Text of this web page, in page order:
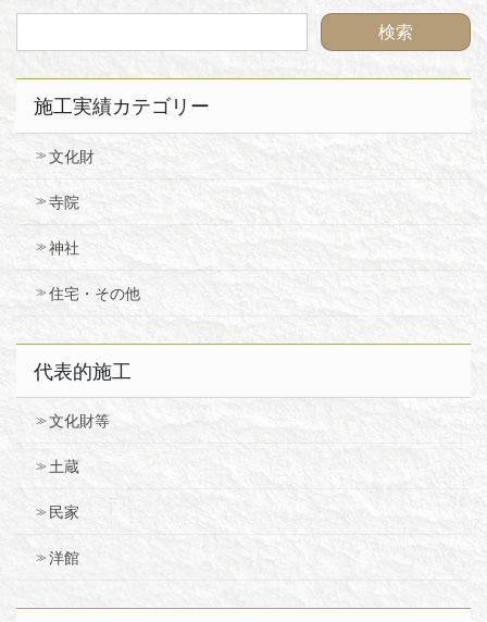
施工実績カテゴリー
文化財
寺院
神社
住宅・その他
代表的施工
文化財等
土蔵
民家
洋館